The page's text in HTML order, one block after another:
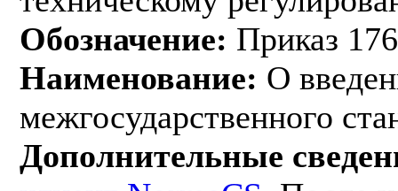
Обозначение: Приказ
Наименование: О
межгосударственного
Дополнительные